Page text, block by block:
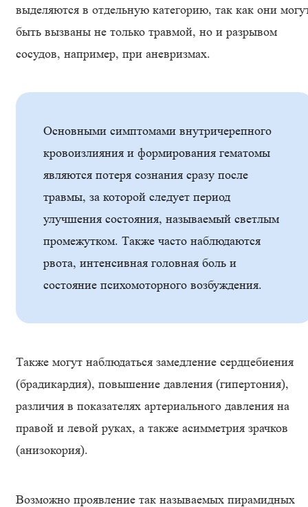
выделяются в отдельную категорию, так как они
быть вызваны не только травмой, но и разрывом
сосудов, например, при аневризмах.
Основными симптомами внутричерепного
кровоизлияния и формирования гематомы
являются потеря сознания сразу после
травмы, за которой следует период
улучшения состояния, называемый светлым
промежутком. Также часто наблюдаются
рвота, интенсивная головная боль и
состояние психомоторного возбуждения.
Также могут наблюдаться замедление сердцебиения
(брадикардия), повышение давления (гипертония),
различия в показателях артериального давления на
правой и левой руках, а также асимметрия зрачков
(анизокория).
Возможно проявление так называемых пирамидных